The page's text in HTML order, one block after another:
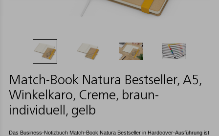
Match-Book Natura Bestseller, A5,
Winkelkaro, Creme, braun-
individuell, gelb
Das Business-Notizbuch Match-Book Natura Bestseller in Hardcover-Ausführung ist